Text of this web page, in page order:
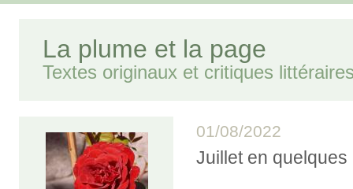
La plume et la page
Textes originaux et critiques
01/08/2022
Juillet en quelques